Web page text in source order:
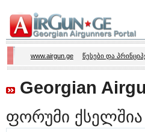
www.airgun.ge წესები და
Georgian
ფორუმი ქსელშია